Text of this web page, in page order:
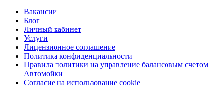
Вакансии
Блог
Личный кабинет
Услуги
Лицензионное соглашение
Политика конфиденциальности
Правила политики на управление балансовым счетом
Автомойки
Согласие на использование cookie